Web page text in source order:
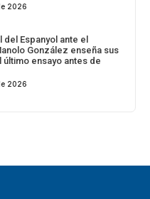
2026
del Espanyol ante el
González enseña sus
último ensayo antes de
2026